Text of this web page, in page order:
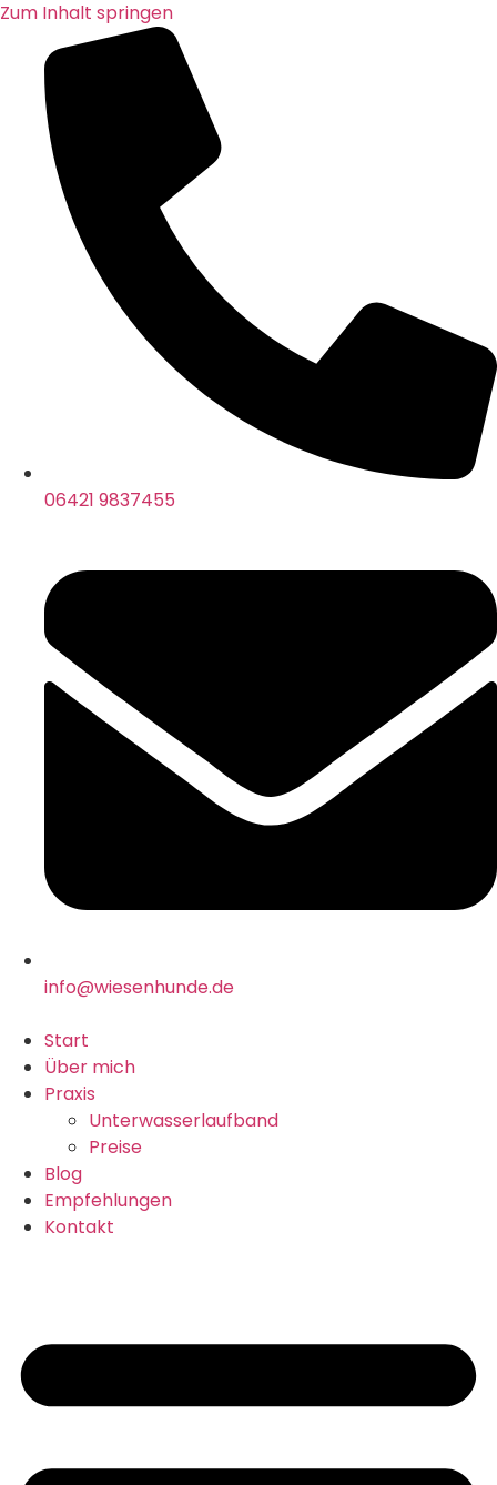
Zum Inhalt springen
06421 9837455
info@wiesenhunde.de
Start
Über mich
Praxis
Unterwasserlaufband
Preise
Blog
Empfehlungen
Kontakt